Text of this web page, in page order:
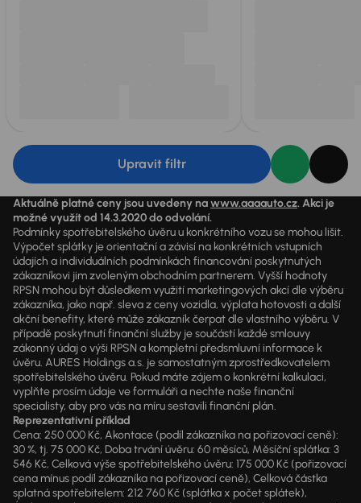
Upravit filtr
Aktuálně platné ceny jsou uvedeny nawww.aaaauto.cz. Akci je
možné využít od 14.3.2020 do odvolání.
Podmínky spotřebitelského úvěru u konkrétního vozu se mohou lišit.
Výpočet splátky je orientační a závisí na konkrétních vstupních
údajích a individuálních podmínkách financování poskytnutých
zákazníkovi jim zvoleným obchodním partnerem. Vyšší hodnoty
RPSN mohou být důsledkem využití marketingových akcí dle výběru
zákazníka, jako např. sleva z ceny vozidla, výplata hotovosti a další
akční benefity, které může zákazník čerpat dle vlastního výběru. V
případě poskytnutí finanční služby je součástí každé smlouvy
zákonný údaj o výši RPSN a kompletní předsmluvní informace k
úvěru. AURES Holdings a.s. je samostatným zprostředkovatelem
spotřebitelského úvěru. Pokud máte zájem o konkrétní kalkulaci,
vyplňte prosím údaje ve formuláři a nechte naše finanční
specialisty, aby pro vás na míru sestavili finanční plán.
Reprezentativní příklad
Cena: 250 000 Kč, Akontace (podíl zákazníka na pořizovací ceně):
30 %, tj. 75 000 Kč, Doba trvání úvěru: 60 měsíců, Měsíční splátka: 3
546 Kč, Celková výše spotřebitelského úvěru: 175 000 Kč (pořizovací
cena mínus podíl zákazníka na pořizovací ceně), Celková částka
splatná spotřebitelem: 212 760 Kč (splátka x počet splátek),